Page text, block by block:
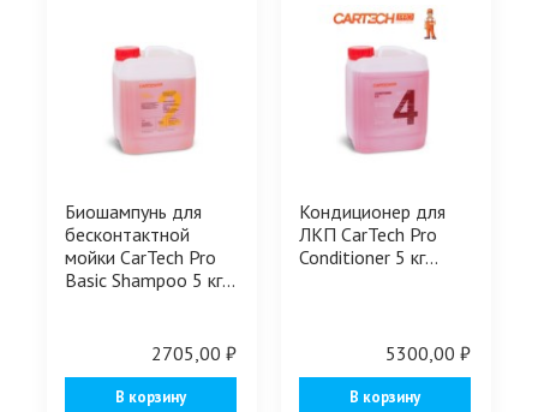
Биошампунь для
бесконтактной
мойки CarTech Pro
Basic Shampoo 5 кг...
2705,00 ₽
В корзину
Кондиционер для
ЛКП CarTech Pro
Conditioner 5 кг...
5300,00 ₽
В корзину